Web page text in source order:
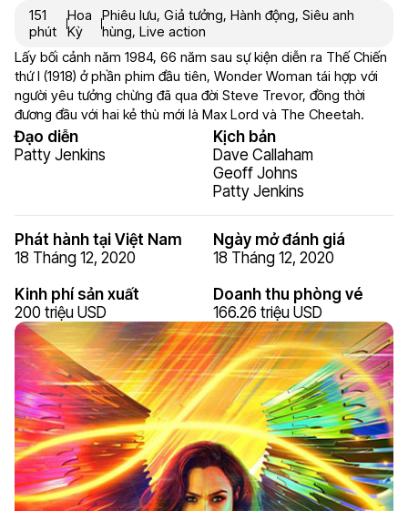
151
phút
Hoa
Kỳ
Phiêu lưu, Giả tưởng, Hành động, Siêu anh
hùng, Live action
Lấy bối cảnh năm 1984, 66 năm sau sự kiện diễn ra Thế Chiến
thứ I (1918) ở phần phim đầu tiên, Wonder Woman tái hợp với
người yêu tưởng chừng đã qua đời Steve Trevor, đồng thời
đương đầu với hai kẻ thù mới là Max Lord và The Cheetah.
Đạo diễn
Patty Jenkins
Kịch bản
Dave Callaham
Geoff Johns
Patty Jenkins
Phát hành tại Việt Nam
18 Tháng 12, 2020
Ngày mở đánh giá
18 Tháng 12, 2020
Kinh phí sản xuất
200 triệu USD
Doanh thu phòng vé
166.26 triệu USD